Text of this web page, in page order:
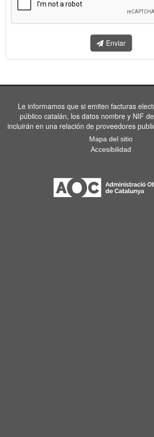
enviar.
Enviar
Le informamos que si emiten facturas
público catalán, los datos nombre y NIF
incluirán en una relación de proveedores
Mapa del sitio
Accesibilidad